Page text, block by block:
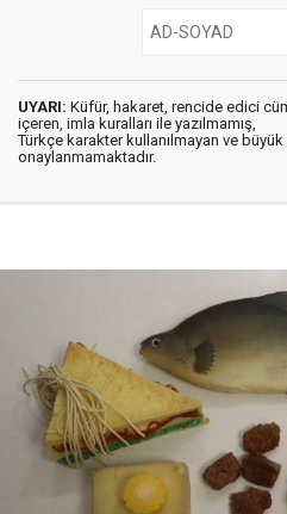
UYARI: Küfür, hakaret, rencide edici
içeren, imla kuralları ile yazılmamış,
Türkçe karakter kullanılmayan ve
onaylanmamaktadır.